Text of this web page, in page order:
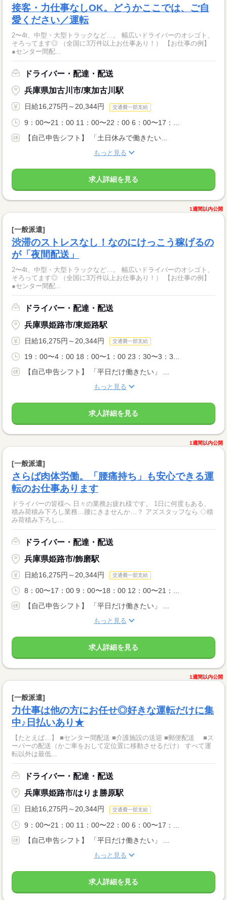
接客・力仕事なしOK。どうかここでは、ご自
愛ください／運転
2〜4t、中型・大型トラックなど…。 幅広いドライバーのオシゴト、
そろってます◎ （全国に3万件以上お仕事あり！） 【お仕事の例】
●センター間配...
ドライバー・配達・配送
兵庫県加古川市/東加古川駅
日給16,275円～20,344円 交通費一部支給
9：00〜21：00 11：00〜22：00 6：00〜17：...
【自己申告シフト】 「土日休みで働きたい...
もっと見る
求人詳細を見る
1週間以内公開
[一般派遣]
渋滞のストレスなし！なのにけっこう稼げるの
が「夜間配送」
2〜4t、中型・大型トラックなど…。 幅広いドライバーのオシゴト、
そろってます◎ （全国に3万件以上お仕事あり！） 【お仕事の例】
●センター間配...
ドライバー・配達・配送
兵庫県姫路市/東姫路駅
日給16,275円～20,344円 交通費一部支給
19：00〜4：00 18：00〜1：00 23：30〜3：3...
【自己申告シフト】 「平日だけ働きたい」 ...
もっと見る
求人詳細を見る
1週間以内公開
[一般派遣]
さらば肉体労働。「腰痛持ち」も安心できる運
転のお仕事あります
ドライバーの皆様へ 日々の業務お疲れ様です。 1日に何度もある、
積み荷積み下ろし業務…腰にきませんか…？ アズスタッフなら ◇積
み荷積み下ろし...
ドライバー・配達・配送
兵庫県姫路市/飾磨駅
日給16,275円～20,344円 交通費一部支給
8：00〜17：00 9：00〜18：00 12：00〜21：...
【自己申告シフト】 「平日だけ働きたい」 ...
もっと見る
求人詳細を見る
1週間以内公開
[一般派遣]
力仕事は他の方にお任せ◎好きな運転だけに集
中♪日払いあり★
【たとえば…】 ■センター間配送 ■介護施設の送迎 ■郵便配送 ■ス
ーパーの配送（かご車をおして定位置に移動させるだけ） すべて運
転以外は最低...
ドライバー・配達・配送
兵庫県姫路市/はりま勝原駅
日給16,275円～20,344円 交通費一部支給
9：00〜21：00 11：00〜22：00 6：00〜17：...
【自己申告シフト】 「平日だけ働きたい」 ...
もっと見る
求人詳細を見る